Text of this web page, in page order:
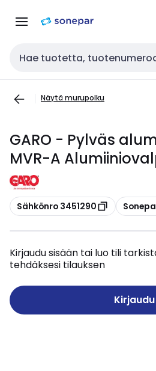
navigointiinsisältöön
Haku
Näytä murupolku
GARO - Pylväs
MVR-A
Kopioi
Sähkönro 3451290 Kopioi
Kirjaudu sisään tai luo tili
tehdäksesi tilauksen
Kirjaudu